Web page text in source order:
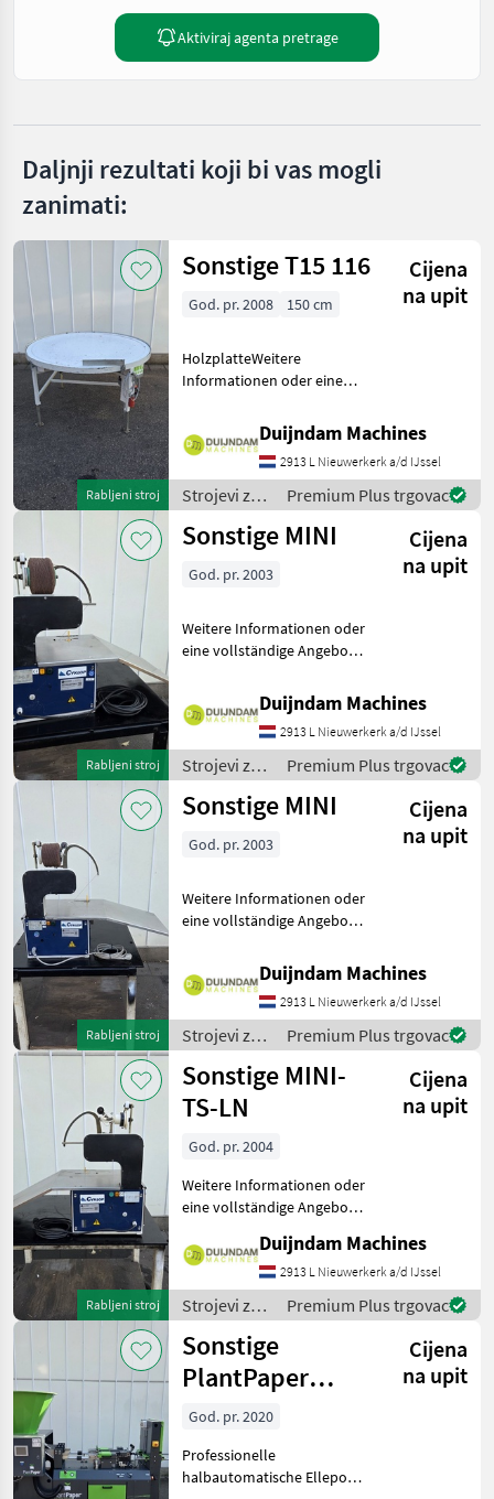
Aktiviraj agenta pretrage
Daljnji rezultati koji bi vas mogli
zanimati:
Rabljeni stroj
Sonstige T15 116
Cijena
na upit
God. pr. 2008 150 cm
HolzplatteWeitere
Informationen oder eine
Fragen Sie das einfach und
schnell an auf unsere
Duijndam Machines
Website! Sie können uns
auch anruf
Duijndam Machines
2913 L Nieuwerkerk a/d IJssel
Strojevi za
voćarstvo /
Sonstige
Premium Plus trgovac
Rabljeni stroj
Sonstige MINI
Cijena
na upit
God. pr. 2003
Weitere Informationen oder
eine vollständige Angebot?
schnell an auf unsere
Duijndam Machines
Website! Sie können uns
auch anrufen.Alle zu
Duijndam Machines
2913 L Nieuwerkerk a/d IJssel
Strojevi za
voćarstvo /
Sonstige
Premium Plus trgovac
Rabljeni stroj
Sonstige MINI
Cijena
na upit
God. pr. 2003
Weitere Informationen oder
eine vollständige Angebot?
schnell an auf unsere
Duijndam Machines
Website! Sie können uns
auch anrufen.Alle zu
Duijndam Machines
2913 L Nieuwerkerk a/d IJssel
Strojevi za
voćarstvo /
Sonstige
Premium Plus trgovac
Rabljeni stroj
Sonstige MINI-
TS-LN
Cijena
na upit
God. pr. 2004
Weitere Informationen oder
eine vollständige Angebot?
schnell an auf unsere
Duijndam Machines
Website! Sie können uns
auch anrufen.Alle zu
Duijndam Machines
2913 L Nieuwerkerk a/d IJssel
Strojevi za
voćarstvo /
Sonstige
Premium Plus trgovac
Sonstige
PlantPaper
Semi-Automatic
Cijena
na upit
God. pr. 2020
Professionelle
halbautomatische Ellepot